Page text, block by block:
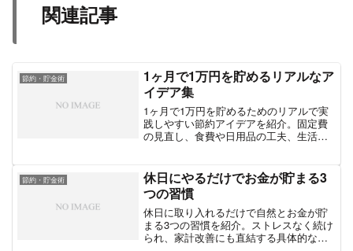
関連記事
節約・貯金術
1ヶ月で1万円を貯めるリアルなア
イデア集
1ヶ月で1万円を貯めるためのリアルで実
践しやすい節約アイデアを紹介。固定費
の見直し、食費や日用品の工夫、生活習
節約・貯金術
休日にやるだけでお金が貯まる3
つの習慣
休日に取り入れるだけで自然とお金が貯
まる3つの習慣を紹介。ストレスなく続け
られ、家計改善にも直結する具体的な行